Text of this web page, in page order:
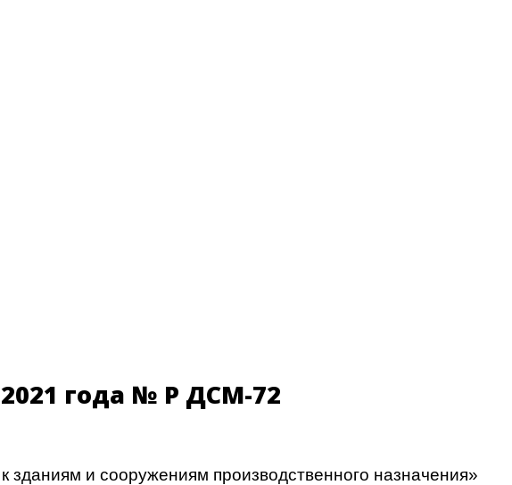
года № ҚР ДСМ-72
и сооружениям производственного назначения»